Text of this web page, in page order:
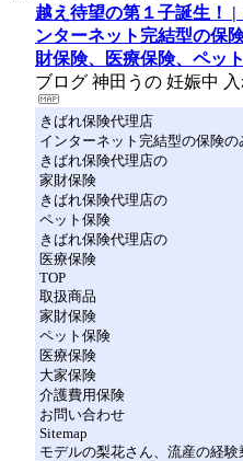
越え待望の第１子誕生
ンターネット完結型の保
財保険、医療保険、ペット
ブログ 神田うの 妊娠中
きばれ保険代理店
インターネット完結型の保険
きばれ保険代理店の
家財保険
きばれ保険代理店の
ペット保険
きばれ保険代理店の
医療保険
TOP
取扱商品
家財保険
ペット保険
医療保険
大家保険
介護費用保険
お問い合わせ
Sitemap
モデルの梨花さん、流産の経